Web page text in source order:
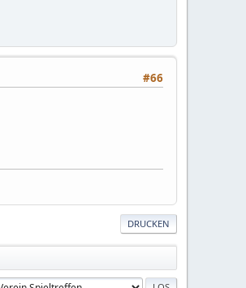
#66
DRUCKEN